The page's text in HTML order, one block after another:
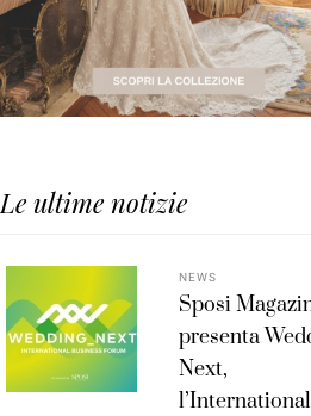
Le ultime notizie
NEWS
Sposi
presenta
Next,
l’International